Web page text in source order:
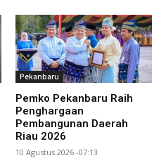
Pekanbaru
Pemko Pekanbaru Raih
Penghargaan
Pembangunan Daerah
Riau 2026
10 Agustus 2026 -07:13